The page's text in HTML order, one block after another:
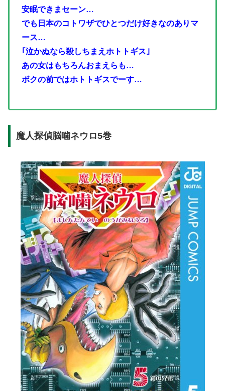
安眠できまセーン…
でも日本のコトワザでひとつだけ好きなのありマ
ース…
｢泣かぬなら殺しちまえホトトギス｣
あの女はもちろんおまえらも…
ボクの前ではホトトギスでーす…
魔人探偵脳噛ネウロ5巻